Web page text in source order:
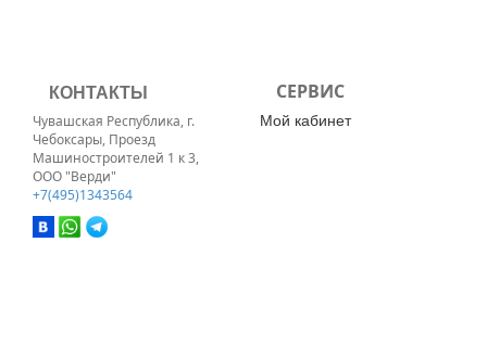
КОНТАКТЫ
Чувашская Республика, г.
Чебоксары, Проезд
Машиностроителей 1 к 3,
ООО "Верди"
+7(495)1343564
СЕРВИС
Мой кабинет